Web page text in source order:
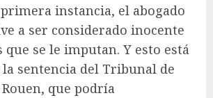
instancia, el abogado
a ser considerado inocente
que se le imputan. Y esto está
sentencia del Tribunal de
que podría